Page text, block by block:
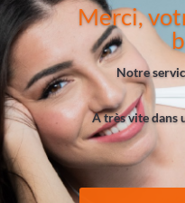
Merci,
Notre
A très vite dans